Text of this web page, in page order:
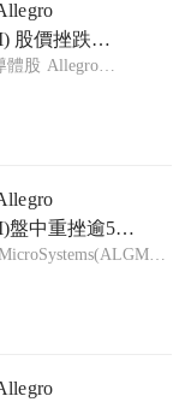
股
股價挫跌
引發賣壓
體股 Allegro
，顯示短線賣壓
，股價已自
盤中
盤中重挫逾5%
股價
壓明顯浮現。相比7
股價持
盤